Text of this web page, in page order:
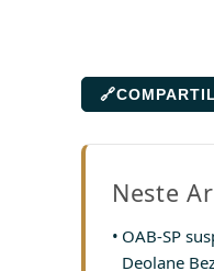
🔗
Neste
OAB-SP
Deolane